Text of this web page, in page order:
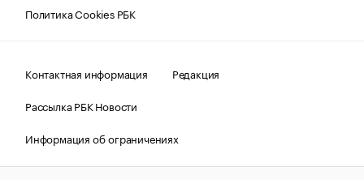
Политика Cookies РБК
Контактная информация
Редакция
Рассылка РБК Новости
Информация об ограничениях
Правовая информация
О соблюдении авторских прав